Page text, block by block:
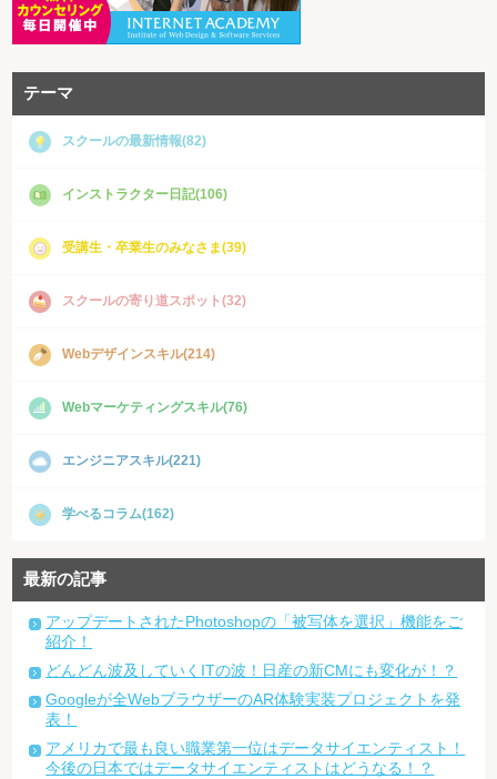
テーマ
スクールの最新情報(82)
インストラクター日記(106)
受講生・卒業生のみなさま(39)
スクールの寄り道スポット(32)
Webデザインスキル(214)
Webマーケティングスキル(76)
エンジニアスキル(221)
学べるコラム(162)
最新の記事
アップデートされたPhotoshopの「被写体を選択」機能をご
紹介！
どんどん波及していくITの波！日産の新CMにも変化が！？
Googleが全WebブラウザーのAR体験実装プロジェクトを発
表！
アメリカで最も良い職業第一位はデータサイエンティスト！
今後の日本ではデータサイエンティストはどうなる！？